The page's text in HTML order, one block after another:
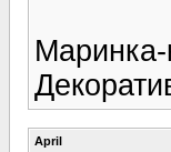
Маринка-
April